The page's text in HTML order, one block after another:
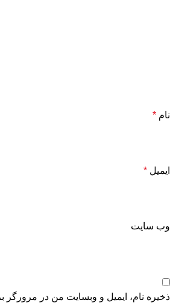
نام *
ایمیل *
وب‌ سایت
ذخیره نام، ایمیل و وبسایت من در مرورگر